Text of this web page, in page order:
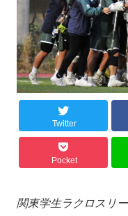
Twitter
Pocket
関東学生ラクロスリ